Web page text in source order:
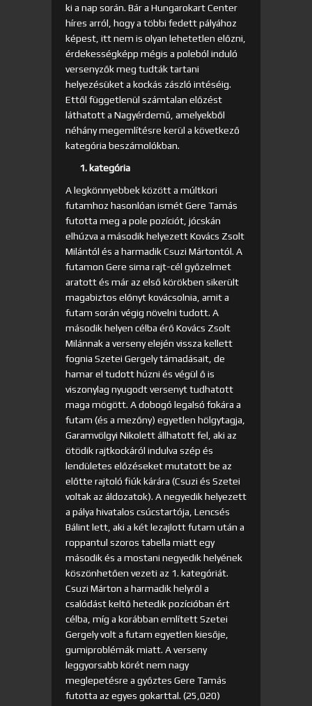
ki a nap során. Bár a Hungarokart Center
híres arról, hogy a többi fedett pályához
képest, itt nem is olyan lehetetlen előzni,
érdekességképp mégis a poleból induló
versenyzők meg tudták tartani
helyezésüket a kockás zászló intéséig.
Ettől függetlenül számtalan előzést
láthatott a Nagyérdemű, amelyekből
néhány megemlítésre kerül a következő
kategória beszámolókban.
1. kategória
A legkönnyebbek között a múltkori
futamhoz hasonlóan ismét Gere Tamás
futotta meg a pole pozíciót, jócskán
elhúzva a második helyezett Kovács Zsolt
Milántól és a harmadik Csuzi Mártontól. A
futamon Gere sima rajt-cél győzelmet
aratott és már az első körökben sikerült
magabiztos előnyt kovácsolnia, amit a
futam során végig növelni tudott. A
második helyen célba érő Kovács Zsolt
Milánnak a verseny elején vissza kellett
fognia Szetei Gergely támadásait, de
hamar el tudott húzni és végül ő is
viszonylag nyugodt versenyt tudhatott
maga mögött. A dobogó legalsó fokára a
futam (és a mezőny) egyetlen hölgytagja,
Garamvölgyi Nikolett állhatott fel, aki az
ötödik rajtkockáról indulva szép és
lendületes előzéseket mutatott be az
előtte rajtoló fiúk kárára (Csuzi és Szetei
voltak az áldozatok). A negyedik helyezett
a pálya hivatalos csúcstartója, Lencsés
Bálint lett, aki a két lezajlott futam után a
roppantul szoros tabella miatt egy
második és a mostani negyedik helyének
köszönhetően vezeti az 1. kategóriát.
Csuzi Márton a harmadik helyről a
csalódást keltő hetedik pozícióban ért
célba, míg a korábban említett Szetei
Gergely volt a futam egyetlen kiesője,
gumiproblémák miatt. A verseny
leggyorsabb körét nem nagy
meglepetésre a győztes Gere Tamás
futotta az egyes gokarttal. (25,020)